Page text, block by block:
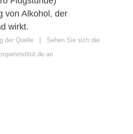
von Alkohol, der
wirkt.
der Quelle
Sehen Sie sich die
an